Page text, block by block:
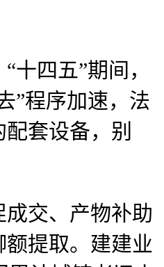
四五”期间，
”程序加速，法
套设备，别
交、产物补助
提取。建建业